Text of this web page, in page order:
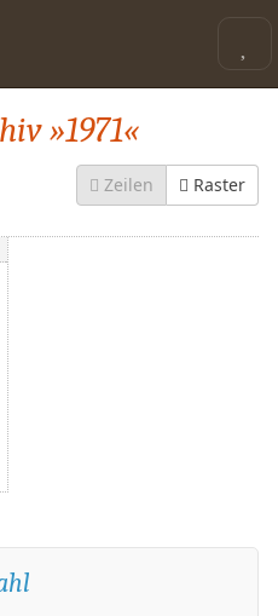
»1971«
Raster
Zeilen